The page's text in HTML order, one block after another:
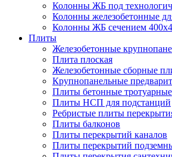
Колонны ЖБ под
Колонны железобетонные
Колонны ЖБ сечением
Плиты
Железобетонные
Плита плоская
Железобетонные сборные
Крупнопанельные
Плиты бетонные тротуарные
Плиты НСП для подстанций
Ребристые плиты
Плиты балконов
Плиты перекрытий каналов
Плиты перекрытий